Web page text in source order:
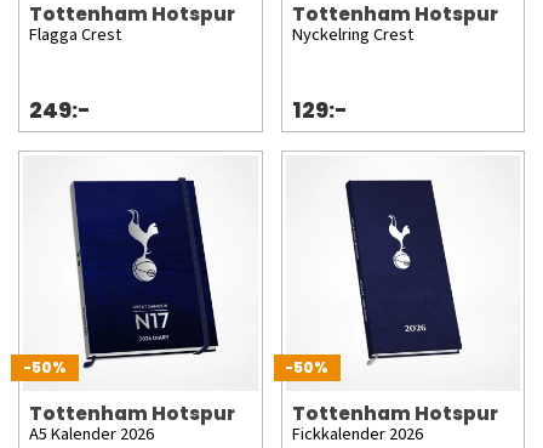
Tottenham Hotspur
Flagga Crest
249:-
Tottenham Hotspur
Nyckelring Crest
129:-
-50%
Tottenham Hotspur
A5 Kalender 2026
-50%
Tottenham Hotspur
Fickkalender 2026